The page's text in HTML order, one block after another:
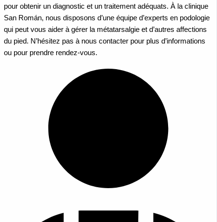
pour obtenir un diagnostic et un traitement adéquats. À la clinique
San Román, nous disposons d’une équipe d’experts en podologie
qui peut vous aider à gérer la métatarsalgie et d’autres affections
du pied. N’hésitez pas à nous contacter pour plus d’informations
ou pour prendre rendez-vous.